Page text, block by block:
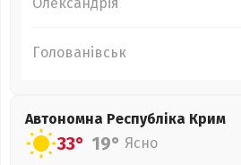
Голованівськ
Автономна Республіка Крим
33° 19° Ясно